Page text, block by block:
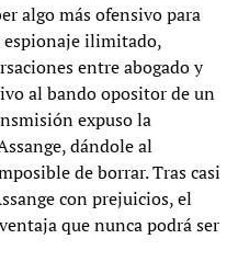
algo más ofensivo para
espionaje ilimitado,
entre abogado y
al bando opositor de un
expuso la
dándole al
de borrar. Tras casi
con prejuicios, el
que nunca podrá ser